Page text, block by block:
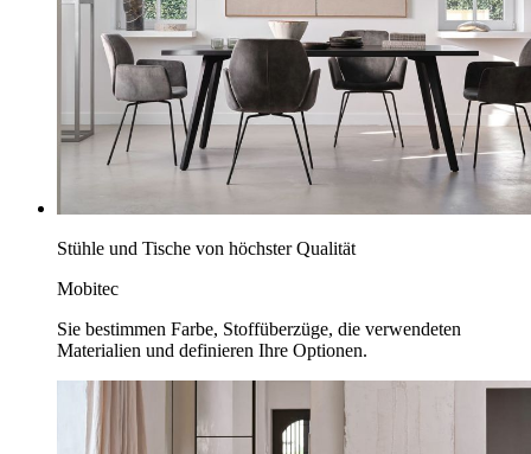
Stühle und Tische von höchster Qualität
Mobitec
Sie bestimmen Farbe, Stoffüberzüge, die verwendeten
Materialien und definieren Ihre Optionen.